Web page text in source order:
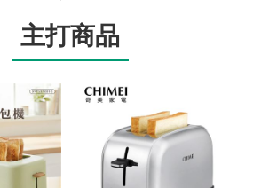
主打商品